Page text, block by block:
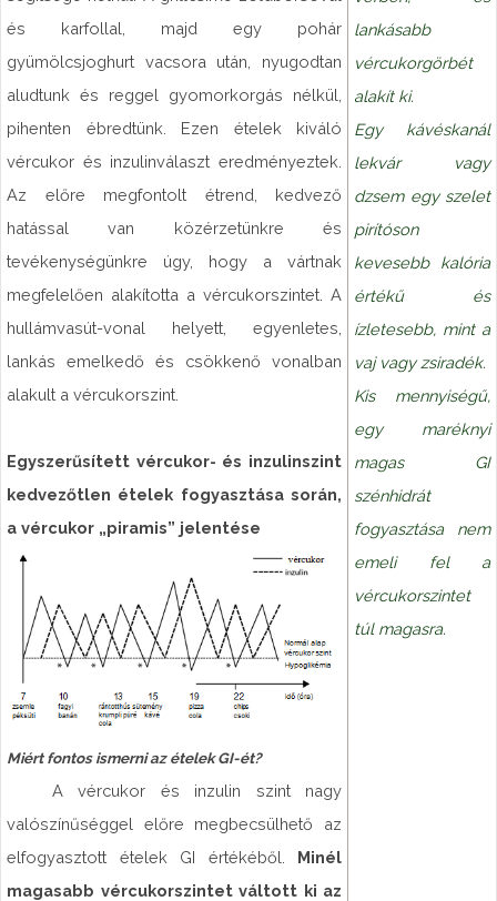
és karfollal, majd egy pohár
gyümölcsjoghurt vacsora után, nyugodtan
aludtunk és reggel gyomorkorgás nélkül,
pihenten ébredtünk. Ezen ételek kiváló
vércukor és inzulinválaszt eredményeztek.
Az előre megfontolt étrend, kedvező
hatással van közérzetünkre és
tevékenységünkre úgy, hogy a vártnak
megfelelően alakította a vércukorszintet. A
hullámvasút-vonal helyett, egyenletes,
lankás emelkedő és csökkenő vonalban
alakult a vércukorszint.
Egyszerűsített vércukor- és inzulinszint
kedvezőtlen ételek fogyasztása során,
a vércukor „piramis” jelentése
Miért fontos ismerni az ételek GI-ét?
A vércukor és inzulin szint nagy
valószínűséggel előre megbecsülhető az
elfogyasztott ételek GI értékéből. Minél
magasabb vércukorszintet váltott ki az
lankásabb
vércukorgörbét
alakít ki.
Egy kávéskanál
lekvár vagy
dzsem egy szelet
pirítóson
kevesebb kalória
értékű és
ízletesebb, mint a
vaj vagy zsiradék.
Kis mennyiségű,
egy maréknyi
magas GI
szénhidrát
fogyasztása nem
emeli fel a
vércukorszintet
túl magasra.